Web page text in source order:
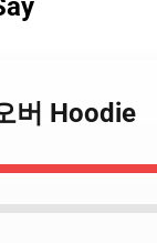
버 Hoodie